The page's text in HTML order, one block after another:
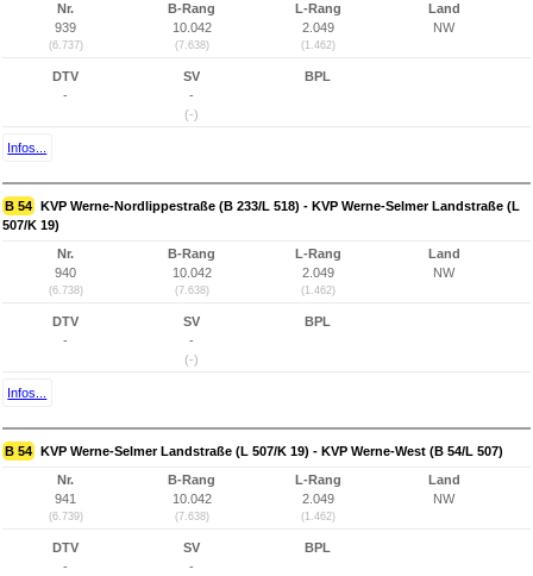
Nr.
939
(6.737)
B-Rang
10.042
(7.638)
L-Rang
2.049
(1.462)
Land
NW
DTV
-
SV
-
(-)
BPL
Infos...
B 54 KVP Werne-Nordlippestraße (B 233/L 518) - KVP Werne-Selmer Landstraße (L
507/K 19)
Nr.
940
(6.738)
B-Rang
10.042
(7.638)
L-Rang
2.049
(1.462)
Land
NW
DTV
-
SV
-
(-)
BPL
Infos...
B 54 KVP Werne-Selmer Landstraße (L 507/K 19) - KVP Werne-West (B 54/L 507)
Nr.
941
(6.739)
B-Rang
10.042
(7.638)
L-Rang
2.049
(1.462)
Land
NW
DTV
-
SV
-
BPL